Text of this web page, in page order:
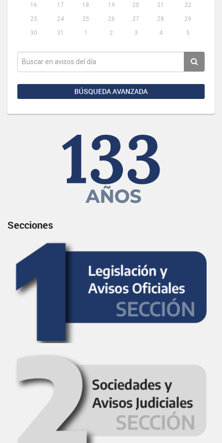
16
17 18 19 20 21
22
23
24 25 26 27 28
29
30
31 1 2 3 4 5
BÚSQUEDA AVANZADA
Secciones